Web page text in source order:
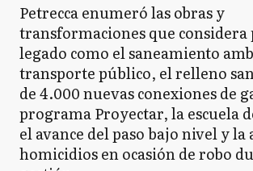
Petrecca enumeró las obras y
transformaciones que considera
legado como el saneamiento
transporte público, el relleno
de 4.000 nuevas conexiones de
programa Proyectar, la escuela
el avance del paso bajo nivel y la
homicidios en ocasión de robo